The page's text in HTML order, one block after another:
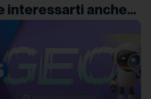
interessarti anche...